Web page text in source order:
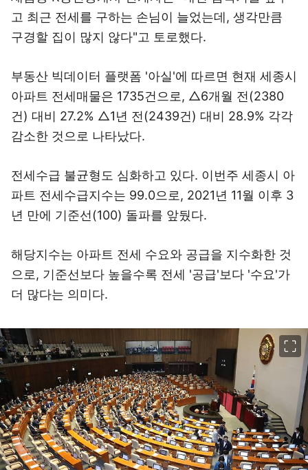
고 최근 전세를 구하는 손님이 늘었는데, 생각만큼
구경할 집이 많지 않다"고 토로했다.
부동산 빅데이터 플랫폼 '아실'에 따르면 현재 세종시
아파트 전세매물은 1735건으로, △6개월 전(2380
건) 대비 27.2% △1년 전(2439건) 대비 28.9% 각각
감소한 것으로 나타났다.
전세수급 불균형도 심화하고 있다. 이번주 세종시 아
파트 전세수급지수는 99.0으로, 2021년 11월 이후 3
년 만에 기준선(100) 돌파를 앞뒀다.
해당지수는 아파트 전세 수요와 공급을 지수화한 것
으로, 기준선보다 높을수록 전세 '공급'보다 '수요'가
더 많다는 의미다.